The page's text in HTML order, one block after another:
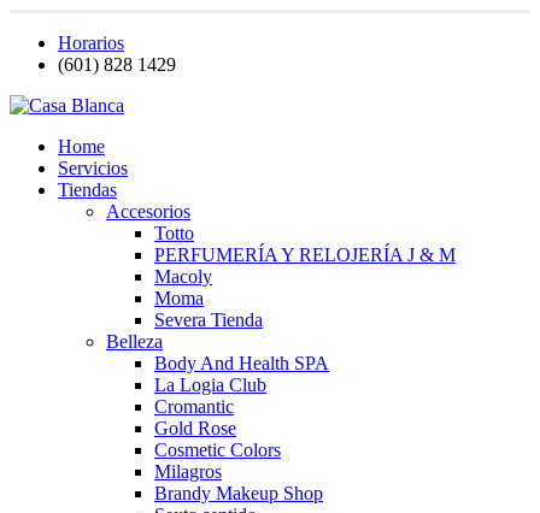
Horarios
(601) 828 1429
Home
Servicios
Tiendas
Accesorios
Totto
PERFUMERÍA Y RELOJERÍA J & M
Macoly
Moma
Severa Tienda
Belleza
Body And Health SPA
La Logia Club
Cromantic
Gold Rose
Cosmetic Colors
Milagros
Brandy Makeup Shop